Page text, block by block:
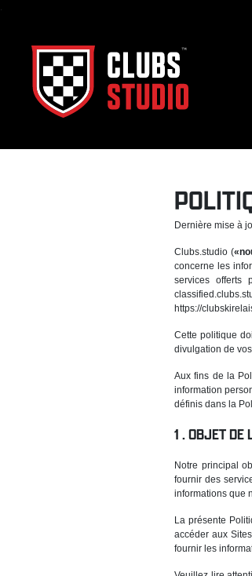
.
Dernière mise à
Clubs.studio (
concerne les
services offerts
https://
Cette politique
divulgation de
Aux fins de la
information
définis dans la
OBJET DE
Notre principal
fournir des
informations que
La présente
accéder aux
fournir les